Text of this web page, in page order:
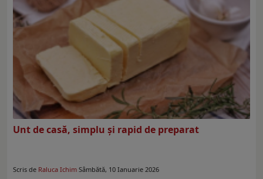
Unt de casă, simplu și rapid de preparat
Scris de Raluca Ichim Sâmbătă, 10 Ianuarie 2026